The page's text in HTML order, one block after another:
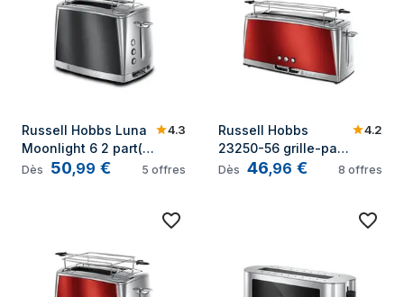
Russell Hobbs Luna
Moonlight 6 2 part(s)
1550 W Noir, Gris
4.3
Dès 50,99 € 5 offres
Russell Hobbs
23250-56 grille-pain
2 part(s) Rouge
4.2
Dès 46,96 € 8 offres